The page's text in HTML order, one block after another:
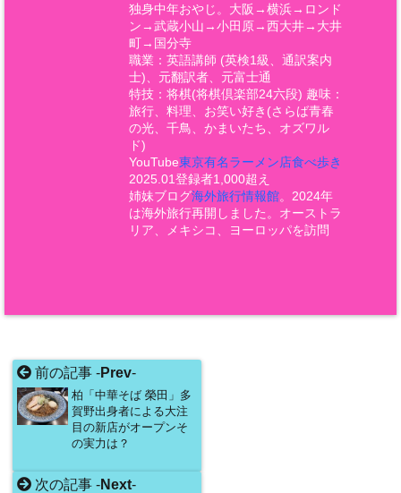
独身中年おやじ。大阪→横浜→ロンド
ン→武蔵小山→小田原→西大井→大井
町→国分寺
職業：英語講師 (英検1級、通訳案内
士)、元翻訳者、元富士通
特技：将棋(将棋倶楽部24六段) 趣味：
旅行、料理、お笑い好き(さらば青春
の光、千鳥、かまいたち、オズワル
ド)
YouTube東京有名ラーメン店食べ歩き
2025.01登録者1,000超え
姉妹ブログ海外旅行情報館。2024年
は海外旅行再開しました。オーストラ
リア、メキシコ、ヨーロッパを訪問
前の記事 -Prev-
柏「中華そば 榮田」多
賀野出身者による大注
目の新店がオープンそ
の実力は？
次の記事 -Next-